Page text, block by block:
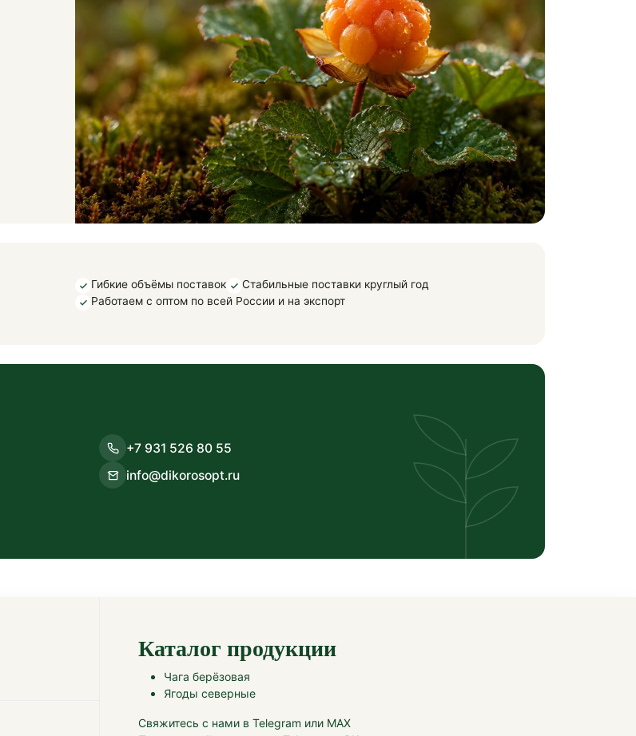
Гибкие объёмы поставок
Стабильные поставки круглый год
Работаем с оптом по всей России и на экспорт
+7 931 526 80 55
info@dikorosopt.ru
Каталог продукции
Чага берёзовая
Ягоды северные
Свяжитесь с нами в Telegram или MAX